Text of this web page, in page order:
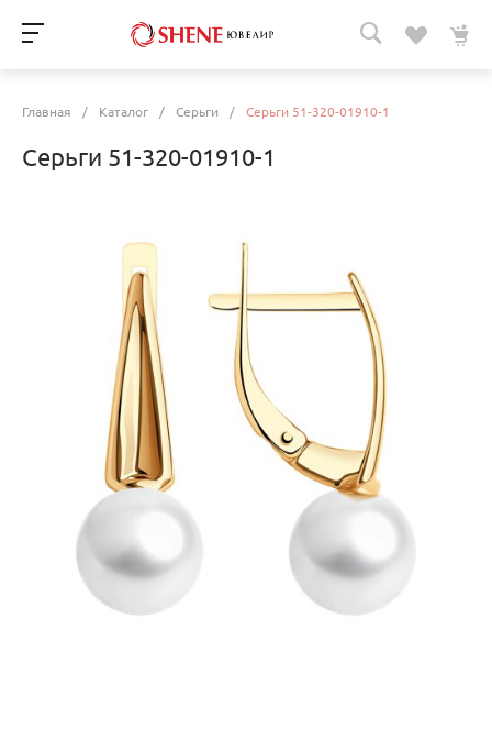
Главная / Каталог / Серьги / Серьги 51-320-01910-1
Серьги 51-320-01910-1